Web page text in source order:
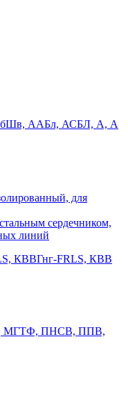
ААБл, АСБЛ, А, А
для
сердечником,
линий
КВВГнг-FRLS, КВВ
ПНСВ, ППВ,